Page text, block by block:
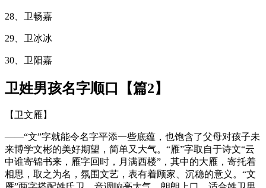
28、卫畅嘉
29、卫冰冰
30、卫阳嘉
卫姓男孩名字顺口【篇2】
【卫文雁】
——“文”字就能令名字平添一些底蕴，也饱含了父母对孩子未
来博学文彬的美好期望，简单又大气。“雁”字取自于诗文“云
中谁寄锦书来，雁字回时，月满西楼”，其中的大雁，寄托着
相思，取之为名，氛围文艺，表有着顾家、沉稳的意义。“文